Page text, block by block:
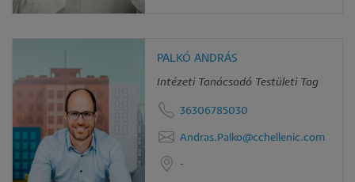
PALKÓ ANDRÁS
Intézeti Tanácsadó Testületi Tag
36306785030
Andras.Palko@cchellenic.com
-